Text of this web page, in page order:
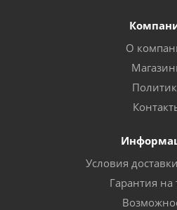
О
Условия
Гарантия на